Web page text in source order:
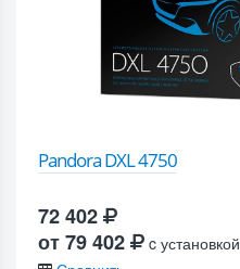
Pandora DXL 4750
72 402
от 79 402
c установкой